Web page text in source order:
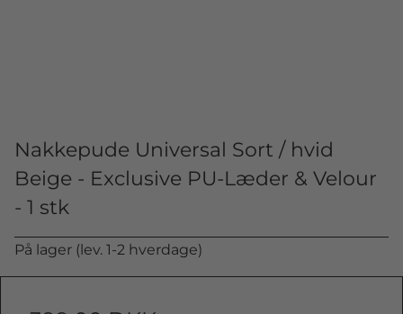
Nakkepude Universal Sort / hvid
Beige - Exclusive PU-Læder & Velour
- 1 stk
På lager (lev. 1-2 hverdage)